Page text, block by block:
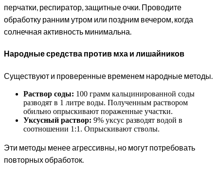
перчатки, респиратор, защитные очки. Проводите
обработку ранним утром или поздним вечером, когда
солнечная активность минимальна.
Народные средства против мха и лишайников
Существуют и проверенные временем народные методы.
Раствор соды: 100 грамм кальцинированной соды
разводят в 1 литре воды. Полученным раствором
обильно опрыскивают пораженные участки.
Уксусный раствор: 9% уксус разводят водой в
соотношении 1:1. Опрыскивают стволы.
Эти методы менее агрессивны, но могут потребовать
повторных обработок.